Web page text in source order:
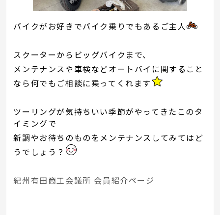
バイクがお好きでバイク乗りでもあるご主人
スクーターからビッグバイクまで、
メンテナンスや車検などオートバイに関すること
なら何でもご相談に乗ってくれます
ツーリングが気持ちいい季節がやってきたこのタ
イミングで
新調やお待ちのものをメンテナンスしてみてはど
うでしょう？
紀州有田商工会議所 会員紹介ページ